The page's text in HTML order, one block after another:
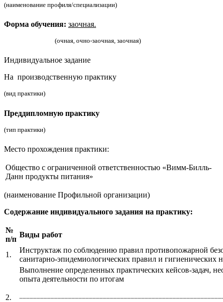
(наименование профиля/специализации)
Форма обучения: заочная.
(очная, очно-заочная, заочная)
Индивидуальное задание
На производственную практику
(вид практики)
Преддипломную практику
(тип практики)
Место прохождения практики:
Общество с ограниченной ответственностью «Вимм-Билль-
Данн продукты питания»
(наименование Профильной организации)
Содержание индивидуального задания на практику:
№
п/п
Виды работ
1.
Инструктаж по соблюдению правил противопожарной
санитарно-эпидемиологических правил и гигиенических
2.
Выполнение определенных практических кейсов-задач,
опыта деятельности по итогам